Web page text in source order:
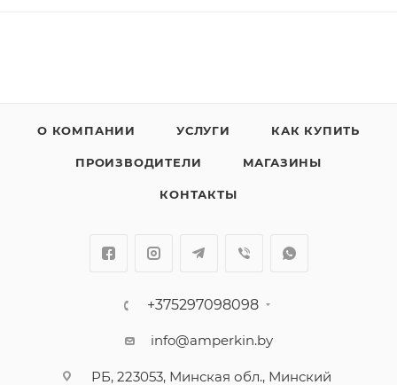
О КОМПАНИИ УСЛУГИ КАК КУПИТЬ
ПРОИЗВОДИТЕЛИ МАГАЗИНЫ
КОНТАКТЫ
+375297098098
info@amperkin.by
РБ, 223053, Минская обл., Минский